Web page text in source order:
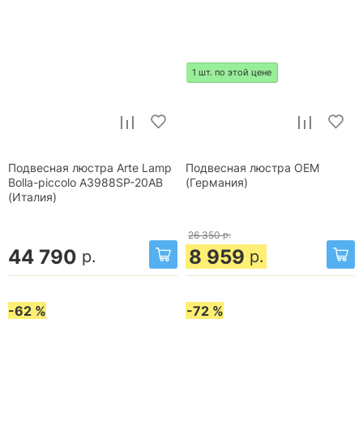
Подвесная люстра Arte Lamp
Bolla-piccolo A3988SP-20AB
(Италия)
44 790 р.
1 шт. по этой цене
Подвесная люстра OEM
(Германия)
26 350 р.
8 959 р.
-62 % -72 %